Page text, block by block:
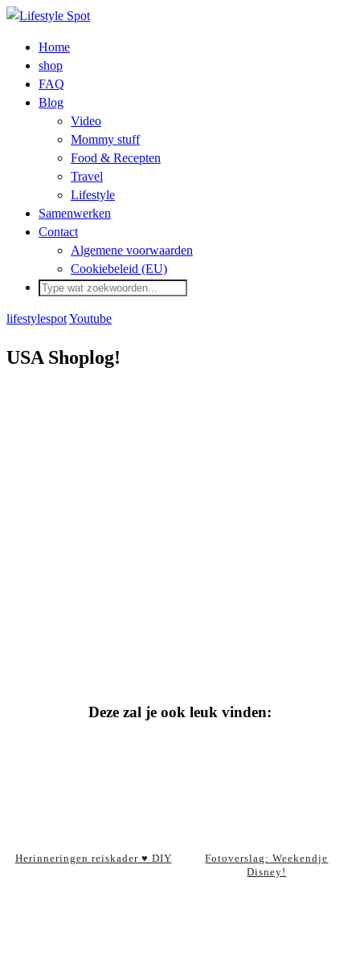
Home
shop
FAQ
Blog
Video
Mommy stuff
Food & Recepten
Travel
Lifestyle
Samenwerken
Contact
Algemene voorwaarden
Cookiebeleid (EU)
lifestylespotYoutube
USA Shoplog!
Deze zal je ook leuk vinden:
Herinneringen reiskader ♥ DIY
Fotoverslag: Weekendje
Disney!